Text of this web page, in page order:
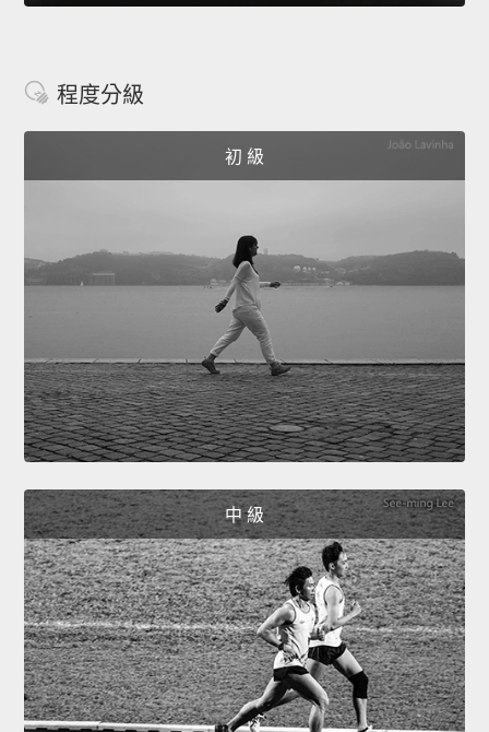
程度分級
初 級
中 級